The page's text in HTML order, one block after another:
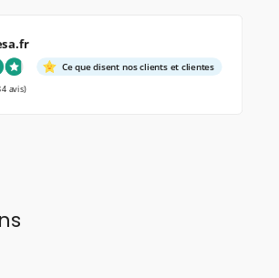
Ce que disent nos clients et clientes
avis)